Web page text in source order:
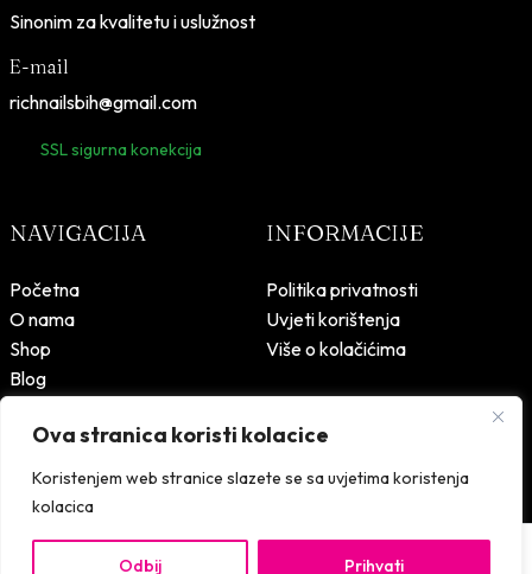
Ova stranica koristi kolacice
Koristenjem web stranice slazete se sa uvjetima koristenja
kolacica
Odbij Prihvati
Sinonim za kvalitetu i uslužnost
E-mail
richnailsbih@gmail.com
SSL sigurna konekcija
NAVIGACIJA
Početna
O nama
Shop
Blog
INFORMACIJE
Politika privatnosti
Uvjeti korištenja
Više o kolačićima
Design & development: